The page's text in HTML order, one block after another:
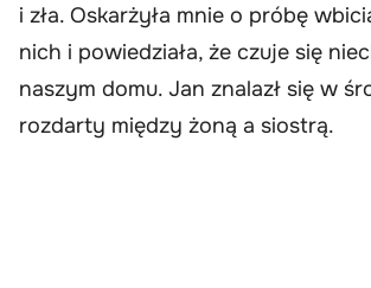
i zła. Oskarżyła mnie o próbę
nich i powiedziała, że czuje się
naszym domu. Jan znalazł się w
rozdarty między żoną a siostrą.